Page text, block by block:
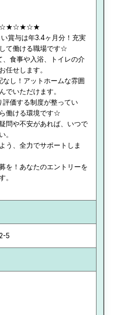
賞与は年3.4ヶ月分！充実
て働ける職場です☆
食事や入浴、トイレの介
任せします。
し！アットホームな雰囲
でいただけます。
評価する制度が整ってい
働ける環境です☆
問や不安があれば、いつで
。
う、全力でサポートしま
を！あなたのエントリーを
。
5